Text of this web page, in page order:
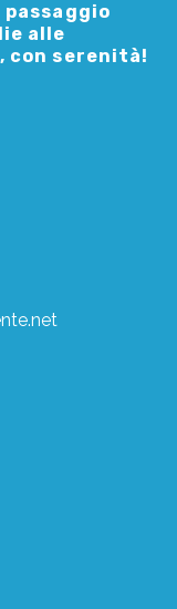
alle
con serenità!